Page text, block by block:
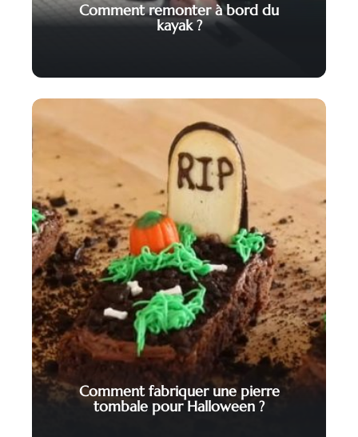
Comment remonter à bord du
kayak ?
Comment fabriquer une pierre
tombale pour Halloween ?